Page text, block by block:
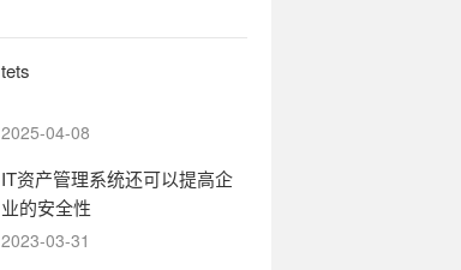
tets
2025-04-08
IT资产管理系统还可以提高企
业的安全性
2023-03-31